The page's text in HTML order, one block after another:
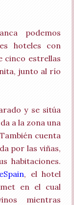
podemos
hoteles con
cinco estrellas
junto al río
y se sitúa
a la zona una
cuenta
por las viñas,
habitaciones.
, el hotel
en el cual
mientras